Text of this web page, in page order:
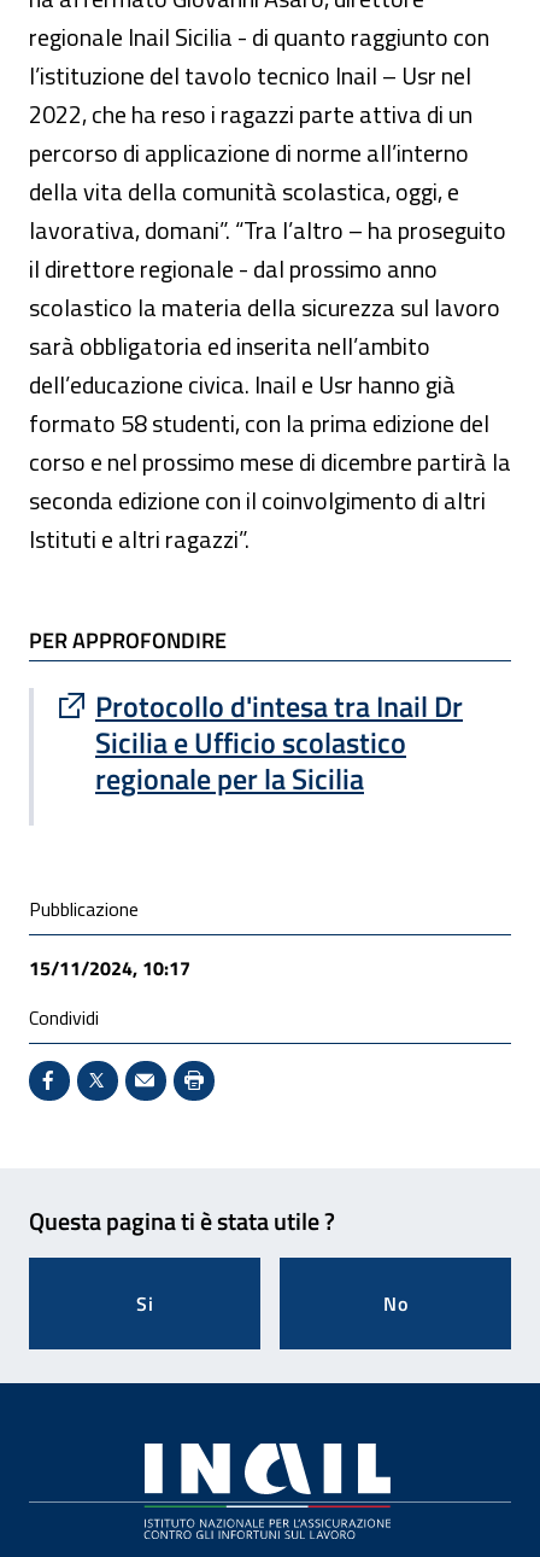
regionale Inail Sicilia - di quanto raggiunto con
l’istituzione del tavolo tecnico Inail – Usr nel
2022, che ha reso i ragazzi parte attiva di un
percorso di applicazione di norme all’interno
della vita della comunità scolastica, oggi, e
lavorativa, domani”. “Tra l’altro – ha proseguito
il direttore regionale - dal prossimo anno
scolastico la materia della sicurezza sul lavoro
sarà obbligatoria ed inserita nell’ambito
dell’educazione civica. Inail e Usr hanno già
formato 58 studenti, con la prima edizione del
corso e nel prossimo mese di dicembre partirà la
seconda edizione con il coinvolgimento di altri
Istituti e altri ragazzi”.
TI POTREBBE INTERESSARE
PER APPROFONDIRE
Protocollo d'intesa tra Inail Dr
Sicilia e Ufficio scolastico
regionale per la Sicilia
Sito esterno : apre una nuova finestra
Condivisione social
Pubblicazione
15/11/2024, 10:17
Condividi
Condividi su Facebook - Sito esterno - Apertura in
X - Sito esterno - Apertura in nuova finestra
Invio Mail: apre il programma di posta
Stampa pagina: scelta meno
Questa pagina ti è stata utile ?
Si No